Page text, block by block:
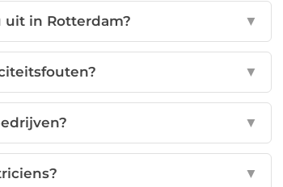
in Rotterdam? ▼
▼
▼
▼